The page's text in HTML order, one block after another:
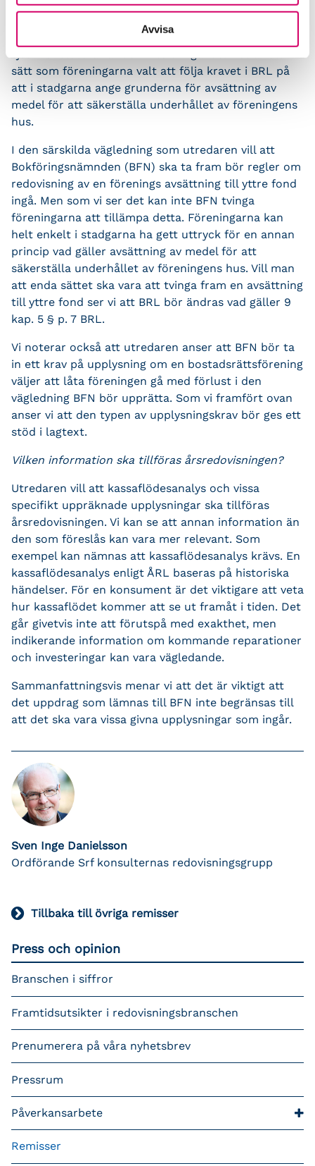
Avvisa
Utredningen innehåller däremot inget uttalat krav på
Det är idag en vanlig metod, men som utredaren
sätt som föreningarna valt att följa kravet i BRL på
att i stadgarna ange grunderna för avsättning av
medel för att säkerställa underhållet av föreningens
hus.
I den särskilda vägledning som utredaren vill att
Bokföringsnämnden (BFN) ska ta fram bör regler om
redovisning av en förenings avsättning till yttre fond
ingå. Men som vi ser det kan inte BFN tvinga
föreningarna att tillämpa detta. Föreningarna kan
helt enkelt i stadgarna ha gett uttryck för en annan
princip vad gäller avsättning av medel för att
säkerställa underhållet av föreningens hus. Vill man
att enda sättet ska vara att tvinga fram en avsättning
till yttre fond ser vi att BRL bör ändras vad gäller 9
kap. 5 § p. 7 BRL.
Vi noterar också att utredaren anser att BFN bör ta
in ett krav på upplysning om en bostadsrättsförening
väljer att låta föreningen gå med förlust i den
vägledning BFN bör upprätta. Som vi framfört ovan
anser vi att den typen av upplysningskrav bör ges ett
stöd i lagtext.
Vilken information ska tillföras årsredovisningen?
Utredaren vill att kassaflödesanalys och vissa
specifikt uppräknade upplysningar ska tillföras
årsredovisningen. Vi kan se att annan information än
den som föreslås kan vara mer relevant. Som
exempel kan nämnas att kassaflödesanalys krävs. En
kassaflödesanalys enligt ÅRL baseras på historiska
händelser. För en konsument är det viktigare att veta
hur kassaflödet kommer att se ut framåt i tiden. Det
går givetvis inte att förutspå med exakthet, men
indikerande information om kommande reparationer
och investeringar kan vara vägledande.
Sammanfattningsvis menar vi att det är viktigt att
det uppdrag som lämnas till BFN inte begränsas till
att det ska vara vissa givna upplysningar som ingår.
Sven Inge Danielsson
Ordförande Srf konsulternas redovisningsgrupp
Tillbaka till övriga remisser
Press och opinion
Branschen i siffror
Framtidsutsikter i redovisningsbranschen
Prenumerera på våra nyhetsbrev
Pressrum
Påverkansarbete
Remisser